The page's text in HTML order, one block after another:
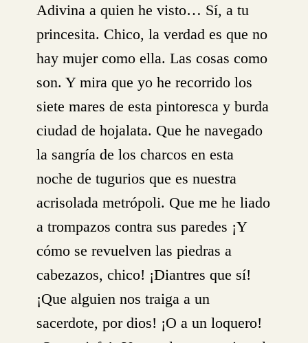
Adivina a quien he visto… Sí, a tu
princesita. Chico, la verdad es que no
hay mujer como ella. Las cosas como
son. Y mira que yo he recorrido los
siete mares de esta pintoresca y burda
ciudad de hojalata. Que he navegado
la sangría de los charcos en esta
noche de tugurios que es nuestra
acrisolada metrópoli. Que me he liado
a trompazos contra sus paredes ¡Y
cómo se revuelven las piedras a
cabezazos, chico! ¡Diantres que sí!
¡Que alguien nos traiga a un
sacerdote, por dios! ¡O a un loquero!